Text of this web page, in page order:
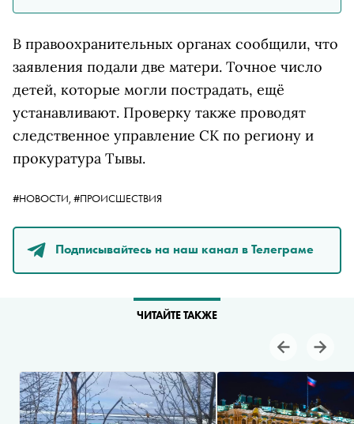
В правоохранительных органах сообщили, что
заявления подали две матери. Точное число
детей, которые могли пострадать, ещё
устанавливают. Проверку также проводят
следственное управление СК по региону и
прокуратура Тывы.
#НОВОСТИ, #ПРОИСШЕСТВИЯ
Подписывайтесь на наш канал в Телеграме
ЧИТАЙТЕ ТАКЖЕ